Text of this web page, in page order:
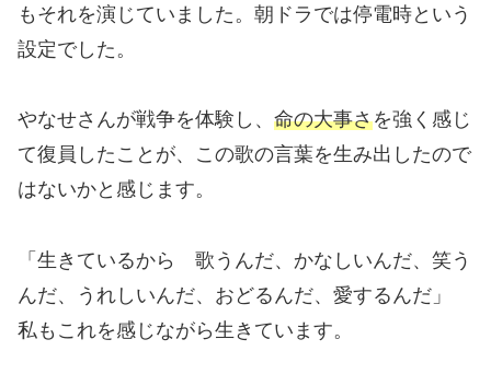
もそれを演じていました。朝ドラでは停電時という
設定でした。
やなせさんが戦争を体験し、 命の大事さを強く感じ
て復員したことが、この歌の言葉を生み出したので
はないかと感じます。
「生きているから 歌うんだ、かなしいんだ、笑う
んだ、うれしいんだ、おどるんだ、愛するんだ」
私もこれを感じながら生きています。